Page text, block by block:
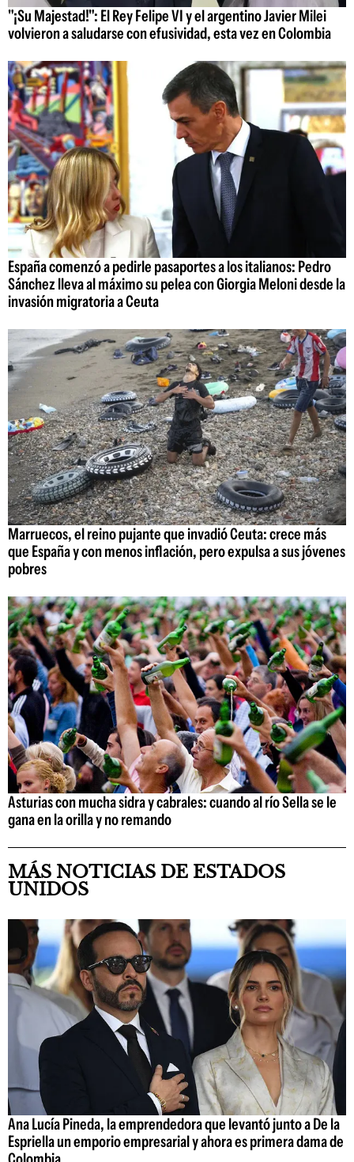
"¡Su Majestad!": El Rey Felipe VI y el argentino Javier Milei
volvieron a saludarse con efusividad, esta vez en Colombia
España comenzó a pedirle pasaportes a los italianos: Pedro
Sánchez lleva al máximo su pelea con Giorgia Meloni desde la
invasión migratoria a Ceuta
Marruecos, el reino pujante que invadió Ceuta: crece más
que España y con menos inflación, pero expulsa a sus jóvenes
pobres
Asturias con mucha sidra y cabrales: cuando al río Sella se le
gana en la orilla y no remando
MÁS NOTICIAS DE ESTADOS
UNIDOS
Ana Lucía Pineda, la emprendedora que levantó junto a De la
Espriella un emporio empresarial y ahora es primera dama de